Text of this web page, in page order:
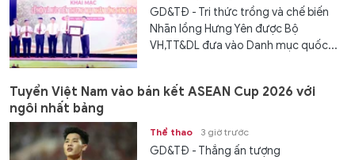
GD&TĐ - Tri thức trồng và chế biến
Nhãn lồng Hưng Yên được Bộ
VH,TT&DL đưa vào Danh mục quốc...
Tuyển Việt Nam vào bán kết ASEAN Cup 2026 với
ngôi nhất bảng
Thể thao 3 giờ trước
GD&TĐ - Thắng ấn tượng